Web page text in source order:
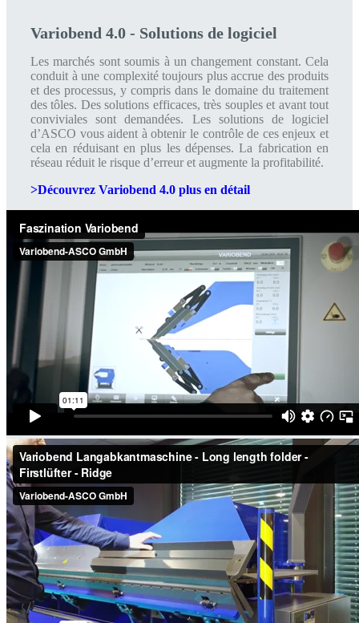
Variobend 4.0 - Solutions de logiciel
Les marchés sont soumis à un changement constant. Cela
conduit à une complexité toujours plus accrue des produits
et des processus, y compris dans le domaine du traitement
des tôles. Des solutions efficaces, très souples et avant tout
conviviales sont demandées. Les solutions de logiciel
d’ASCO vous aident à obtenir le contrôle de ces enjeux et
cela en réduisant en plus les dépenses. La fabrication en
réseau réduit le risque d’erreur et augmente la profitabilité.
>Découvrez Variobend 4.0 plus en détail